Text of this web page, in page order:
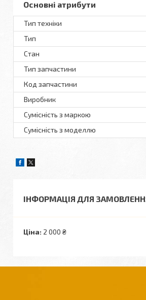
Основні атрибути
Тип техніки
Тип
Стан
Тип запчастини
Код запчастини
Виробник
Сумісність з маркою
Сумісність з моделлю
ІНФОРМАЦІЯ ДЛЯ
Ціна: 2 000 ₴